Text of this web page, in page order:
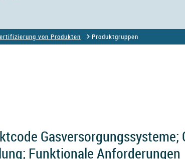
von Produkten Produktgruppen
Funktionale Anforderungen